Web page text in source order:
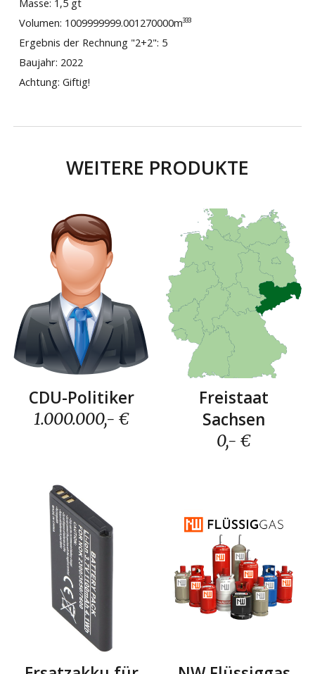
Masse: 1,5 gt
Volumen: 1009999999.001270000m³³³
Ergebnis der Rechnung "2+2": 5
Baujahr: 2022
Achtung: Giftig!
WEITERE PRODUKTE
CDU-Politiker
1.000.000,- €
Freistaat
Sachsen
0,- €